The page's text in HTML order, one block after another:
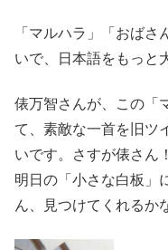
「マルハラ」「おば
いで、日本語をもっと
俵万智さんが、この「
て、素敵な一首を旧ツ
いです。さすが俵さん
明日の「小さな白板」
ん、見つけてくれるか